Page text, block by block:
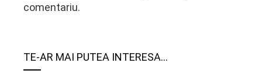
comentariu.
TE-AR MAI PUTEA INTERESA...